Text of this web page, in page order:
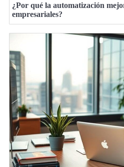
¿Por qué la automatización
empresariales?